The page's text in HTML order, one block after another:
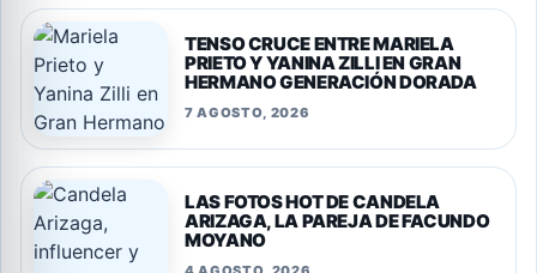
TENSO CRUCE ENTRE MARIELA
PRIETO Y YANINA ZILLI EN GRAN
HERMANO GENERACIÓN DORADA
7 AGOSTO, 2026
LAS FOTOS HOT DE CANDELA
ARIZAGA, LA PAREJA DE FACUNDO
MOYANO